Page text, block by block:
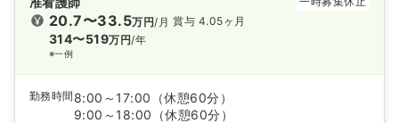
20.7〜33.5万円/月
314〜519万円/年
※一例
賞与 4.05ヶ月
勤務時間 8:00～17:00
（休憩60分）
9:00～18:00
（休憩60分）